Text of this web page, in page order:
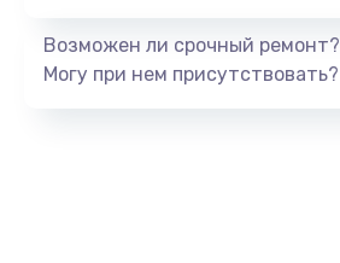
Возможен ли срочный ремонт?
Могу при нем присутствовать?